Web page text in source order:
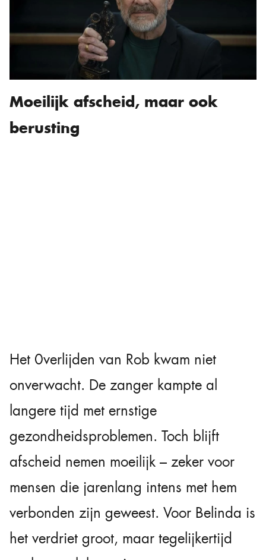
Moeilijk afscheid, maar ook
berusting
Het 0verlijden van Rob kwam niet
onverwacht. De zanger kampte al
langere tijd met ernstige
gezondheidsproblemen. Toch blijft
afscheid nemen moeilijk – zeker voor
mensen die jarenlang intens met hem
verbonden zijn geweest. Voor Belinda is
het verdriet groot, maar tegelijkertijd